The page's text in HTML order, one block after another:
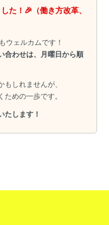
た！🎉（働き方改革、
ウェルカムです！
合わせは、月曜日から順
しれませんが、
めの一歩です。
します！